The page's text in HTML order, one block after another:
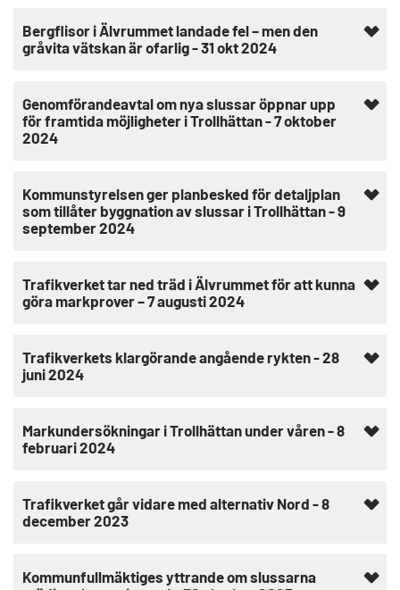
Bergflisor i Älvrummet landade fel – men den
gråvita vätskan är ofarlig - 31 okt 2024
Genomförandeavtal om nya slussar öppnar upp
för framtida möjligheter i Trollhättan - 7 oktober
2024
Kommunstyrelsen ger planbesked för detaljplan
som tillåter byggnation av slussar i Trollhättan - 9
september 2024
Trafikverket tar ned träd i Älvrummet för att kunna
göra markprover – 7 augusti 2024
Trafikverkets klargörande angående rykten - 28
juni 2024
Markundersökningar i Trollhättan under våren - 8
februari 2024
Trafikverket går vidare med alternativ Nord - 8
december 2023
Kommunfullmäktiges yttrande om slussarna